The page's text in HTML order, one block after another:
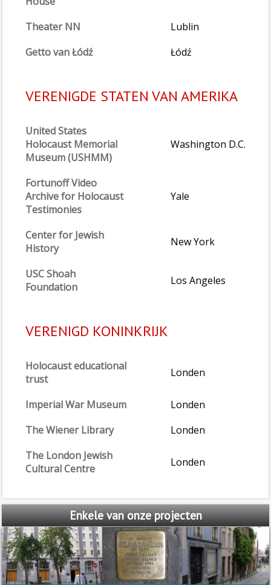
Theater NN
Lublin
Getto van Łódź
Łódź
VERENIGDE STATEN VAN AMERIKA
United States
Holocaust Memorial
Museum (USHMM)
Washington D.C.
Fortunoff Video
Archive for Holocaust
Testimonies
Yale
Center for Jewish
History
New York
USC Shoah
Foundation
Los Angeles
VERENIGD KONINKRIJK
Holocaust educational
trust
Londen
Imperial War Museum
Londen
The Wiener Library
Londen
The London Jewish
Cultural Centre
Londen
Enkelevan onze projecten